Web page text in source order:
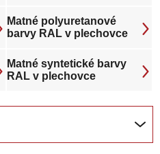
Matné polyuretanové
barvy RAL v plechovce
Matné syntetické barvy
RAL v plechovce